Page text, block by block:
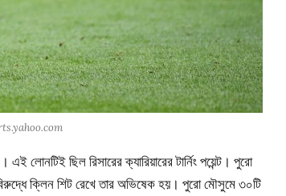
লোনটিই ছিল রিসারের ক্যারিয়ারের টার্নিং পয়েন্ট। পুরো
ক্লিন শিট রেখে তার অভিষেক হয়। পুরো মৌসুমে ৩০টি